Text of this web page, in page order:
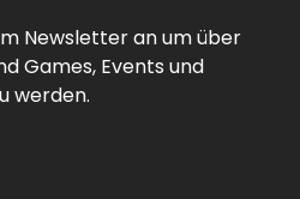
Newsletter an um über
Games, Events und
werden.